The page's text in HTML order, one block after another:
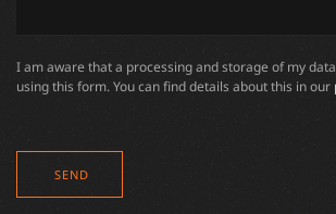
I am aware that a processing and storage of my
using this form. You can find details about this in our
SEND